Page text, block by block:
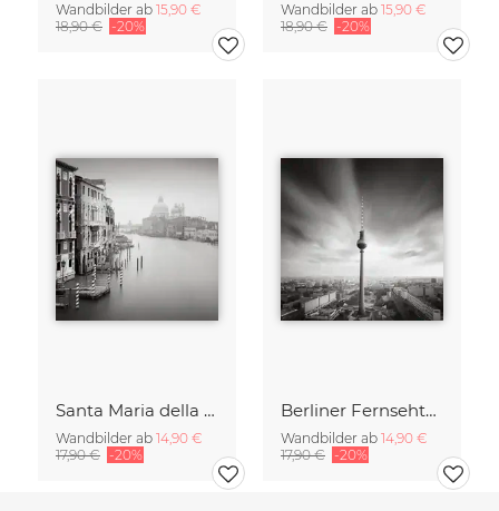
Wandbilder ab 15,90 €
18,90 € -20%
Wandbilder ab 15,90 €
18,90 € -20%
Santa Maria della Salute
Wandbilder ab 14,90 €
17,90 € -20%
Berliner Fernsehturm
Wandbilder ab 14,90 €
17,90 € -20%